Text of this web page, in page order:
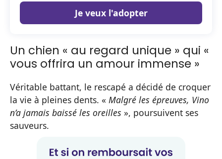
Je veux l'adopter
Un chien « au regard unique » qui «
vous offrira un amour immense »
Véritable battant, le rescapé a décidé de croquer
la vie à pleines dents. « Malgré les épreuves, Vino
n’a jamais baissé les oreilles », poursuivent ses
sauveurs.